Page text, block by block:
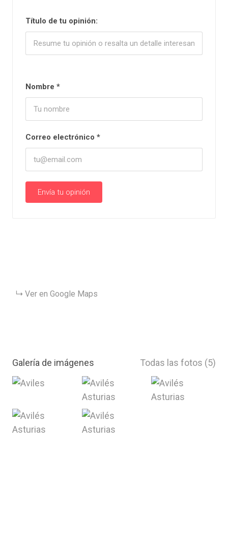
Nombre *
Correo electrónico *
Título de tu opinión:
Ver en Google Maps
Galería de imágenes Todas las fotos (5)